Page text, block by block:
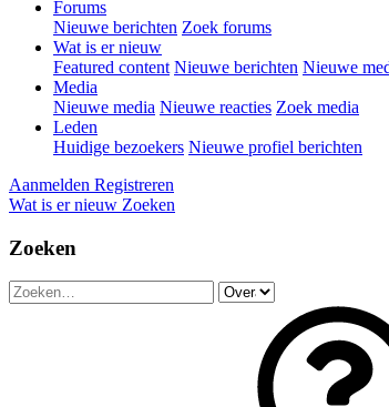
Forums
Nieuwe berichten Zoek forums
Wat is er nieuw
Featured content Nieuwe berichten Nieuwe
Media
Nieuwe media Nieuwe reacties Zoek media
Leden
Huidige bezoekers Nieuwe profiel berichten
Aanmelden Registreren
Wat is er nieuw Zoeken
Zoeken